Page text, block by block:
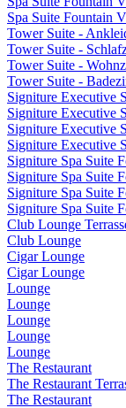
Spa Suite Fountain
Tower Suite -
Tower Suite -
Tower Suite -
Tower Suite -
Signiture Executive
Signiture Executive
Signiture Executive
Signiture Executive
Signiture Spa Suite
Signiture Spa Suite
Signiture Spa Suite
Signiture Spa Suite
Club Lounge
Club Lounge
Cigar Lounge
Cigar Lounge
Lounge
Lounge
Lounge
Lounge
Lounge
The Restaurant
The Restaurant
The Restaurant